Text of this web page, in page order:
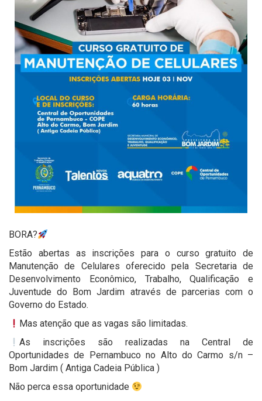
BORA?
Estão abertas as inscrições para o curso gratuito de
Manutenção de Celulares oferecido pela Secretaria de
Desenvolvimento Econômico, Trabalho, Qualificação e
Juventude do Bom Jardim através de parcerias com o
Governo do Estado.
Mas atenção que as vagas são limitadas.
As inscrições são realizadas na Central de
Oportunidades de Pernambuco no Alto do Carmo s/n –
Bom Jardim ( Antiga Cadeia Pública )
Não perca essa oportunidade